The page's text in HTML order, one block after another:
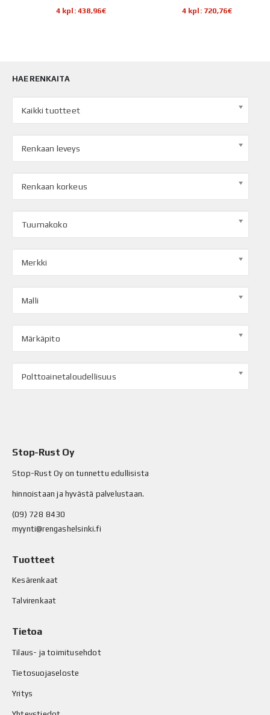
4 kpl: 438,96€ 4 kpl: 720,76€
HAE RENKAITA
Kaikki tuotteet
Renkaan leveys
Renkaan korkeus
Tuumakoko
Merkki
Malli
Märkäpito
Polttoainetaloudellisuus
Stop-Rust Oy
Stop-Rust Oy on tunnettu edullisista
hinnoistaan ja hyvästä palvelustaan.
(09) 728 8430
myynti@rengashelsinki.fi
Tuotteet
Kesärenkaat
Talvirenkaat
Tietoa
Tilaus- ja toimitusehdot
Tietosuojaseloste
Yritys